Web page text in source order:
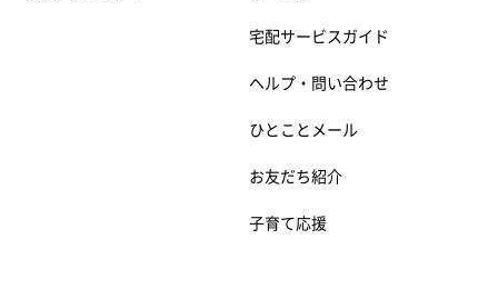
宅配サービスガイド
ヘルプ・問い合わせ
ひとことメール
お友だち紹介
子育て応援